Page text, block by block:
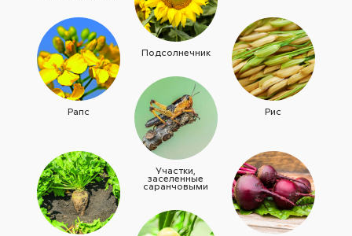
Подсолнечник
Рапс Рис
Участки,
заселенные
саранчовыми